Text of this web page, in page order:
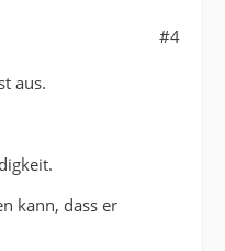
#4
aus.
kann, dass er